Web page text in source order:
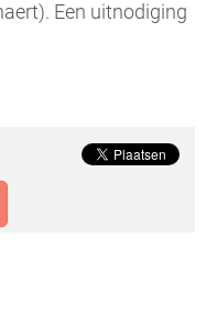
Een uitnodiging